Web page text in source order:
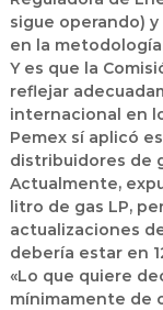
sigue operando)
en la
Y es que la
reflejar
internacional en
Pemex sí aplicó
distribuidores de
Actualmente,
litro de gas LP,
actualizaciones
debería estar en
«Lo que quiere
mínimamente de